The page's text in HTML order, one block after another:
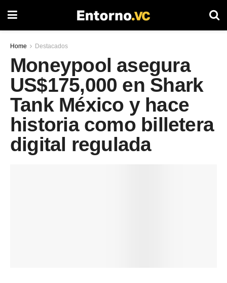
Home Destacados
Moneypool asegura
US$175,000 en Shark
Tank México y hace
historia como billetera
digital regulada